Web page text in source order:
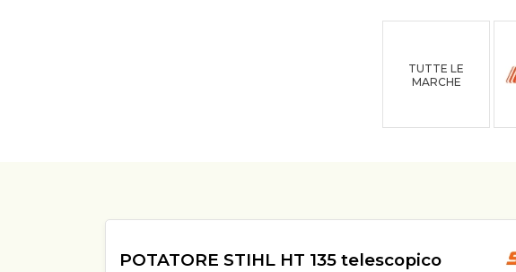
TUTTE LE
MARCHE
POTATORE STIHL HT 135 telescopico